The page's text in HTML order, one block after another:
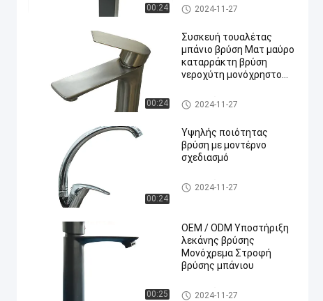
00:24
Συσκευές οικιακής συσκευή
ς
2024-11-27
00:24
Συσκευή τουαλέτας
μπάνιο βρύση Ματ μαύρο
καταρράκτη βρύση
νεροχύτη μονόχρηστο
Συσκευές οικιακής συσκευή
ς
2024-11-27
00:24
Υψηλής ποιότητας
βρύση με μοντέρνο
σχεδιασμό
Συσκευές οικιακής συσκευή
ς
2024-11-27
00:25
OEM / ODM Υποστήριξη
λεκάνης βρύσης
Μονόχρεμα Στροφή
βρύσης μπάνιου
Συσκευές οικιακής συσκευή
2024-11-27